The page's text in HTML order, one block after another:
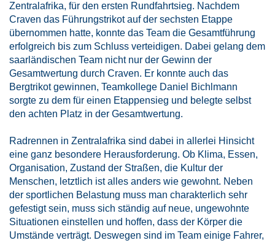
Zentralafrika, für den ersten Rundfahrtsieg. Nachdem
Craven das Führungstrikot auf der sechsten Etappe
übernommen hatte, konnte das Team die Gesamtführung
erfolgreich bis zum Schluss verteidigen. Dabei gelang dem
saarländischen Team nicht nur der Gewinn der
Gesamtwertung durch Craven. Er konnte auch das
Bergtrikot gewinnen, Teamkollege Daniel Bichlmann
sorgte zu dem für einen Etappensieg und belegte selbst
den achten Platz in der Gesamtwertung.
Radrennen in Zentralafrika sind dabei in allerlei Hinsicht
eine ganz besondere Herausforderung. Ob Klima, Essen,
Organisation, Zustand der Straßen, die Kultur der
Menschen, letztlich ist alles anders wie gewohnt. Neben
der sportlichen Belastung muss man charakterlich sehr
gefestigt sein, muss sich ständig auf neue, ungewohnte
Situationen einstellen und hoffen, dass der Körper die
Umstände verträgt. Deswegen sind im Team einige Fahrer,